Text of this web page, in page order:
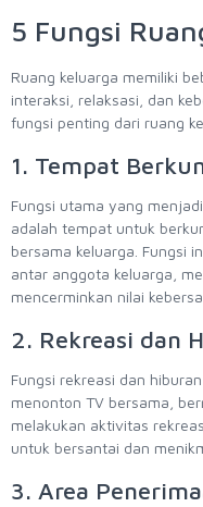
5 Fungsi
Ruang keluarga memiliki
interaksi, relaksasi, dan
fungsi penting dari ruang
1. Tempat
Fungsi utama yang
adalah tempat untuk
bersama keluarga. Fungsi
antar anggota keluarga,
mencerminkan nilai
2. Rekreasi dan
Fungsi rekreasi dan
menonton TV bersama,
melakukan aktivitas
untuk bersantai dan
3. Area